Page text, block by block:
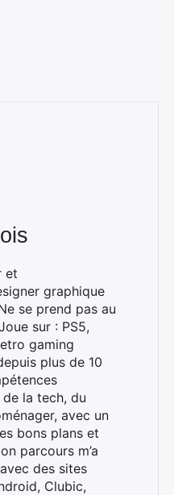
et
graphique
se prend pas au
sur : PS5,
gaming
plus de 10
la tech, du
avec un
bons plans et
parcours m’a
des sites
Clubic,